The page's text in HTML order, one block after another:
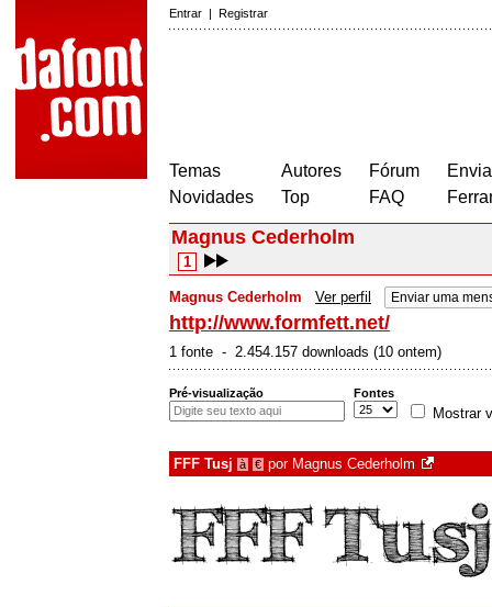
Entrar | Registrar
Temas
Novidades
Autores
Top
Fórum
FAQ
Magnus Cederholm
1
Magnus Cederholm Ver perfil Enviar uma
http://www.formfett.net/
1 fonte - 2.454.157 downloads (10 ontem)
Pré-visualização Fontes
Mostrar
FFF Tusj à € por Magnus Cederholm